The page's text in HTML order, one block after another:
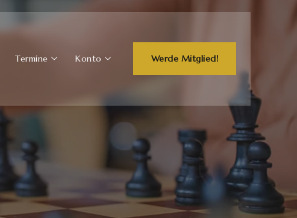
Termine Konto Werde Mitglied!